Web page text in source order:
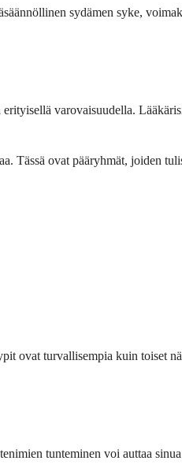
sydämen syke,
varovaisuudella.
Tässä ovat pääryhmät, joiden
ovat turvallisempia kuin toiset
tunteminen voi auttaa